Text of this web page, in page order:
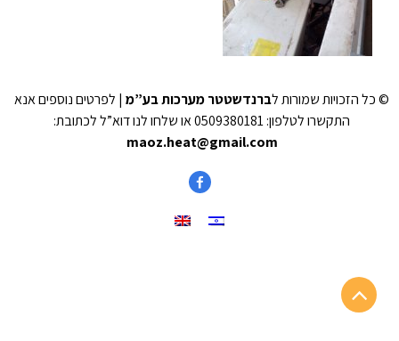
© כל הזכויות שמורות לברנדשטטר מערכות בע”מ | לפרטים נוספים אנא
התקשרו לטלפון: 0509380181 או שלחו לנו דוא”ל לכתובת:
maoz.heat@gmail.com